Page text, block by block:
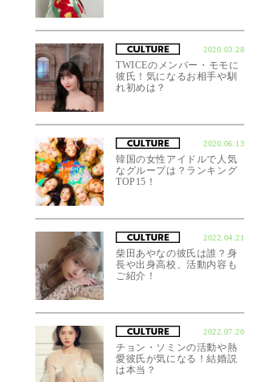
2020.03.28
TWICEのメンバー・モモに
彼氏！気になるお相手や馴
れ初めは？
2020.06.13
韓国の女性アイドルで人気
なグループは？ランキング
TOP15！
2022.04.21
柴田あやなの彼氏は誰？身
長や出身高校、活動内容も
ご紹介！
2022.07.20
チョン・ソミンの活動や熱
愛彼氏が気になる！結婚説
は本当？